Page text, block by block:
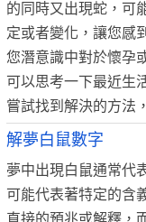
的同時又出現蛇，可
定或者變化，讓您感
您潛意識中對於懷孕
可以思考一下最近生
嘗試找到解決的方法
解夢白鼠數字
夢中出現白鼠通常代
可能代表著特定的含
直接的預兆或解釋，